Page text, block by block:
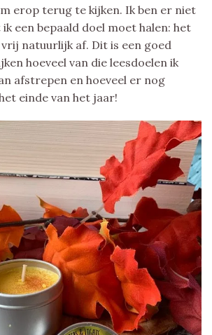
erop terug te kijken. Ik ben er niet
een bepaald doel moet halen: het
natuurlijk af. Dit is een goed
hoeveel van die leesdoelen ik
afstrepen en hoeveel er nog
einde van het jaar!